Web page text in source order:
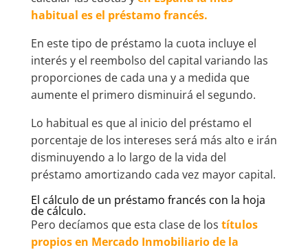
habitual es el préstamo francés.
En este tipo de préstamo la cuota incluye el
interés y el reembolso del capital variando las
proporciones de cada una y a medida que
aumente el primero disminuirá el segundo.
Lo habitual es que al inicio del préstamo el
porcentaje de los intereses será más alto e irán
disminuyendo a lo largo de la vida del
préstamo amortizando cada vez mayor capital.
El cálculo de un préstamo francés con la hoja
de cálculo.
Pero decíamos que esta clase de los títulos
propios en Mercado Inmobiliario de la